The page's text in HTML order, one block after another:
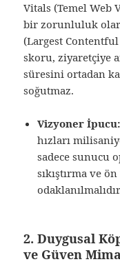
Vitals (Temel Web
bir zorunluluk
(Largest
skoru, ziyaretçiye
süresini ortadan
soğutmaz.
Vizyoner İpucu:
hızları
sadece sunucu
sıkıştırma ve
2. Duygusal
ve Güven